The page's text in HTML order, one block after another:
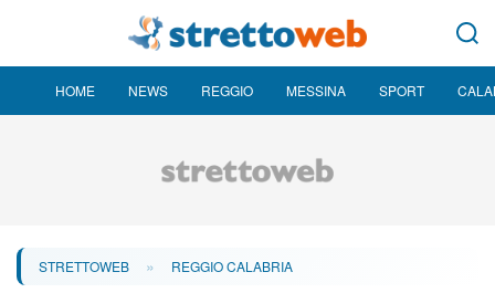
HOME NEWS REGGIO MESSINA SPORT
STRETTOWEB » REGGIO CALABRIA